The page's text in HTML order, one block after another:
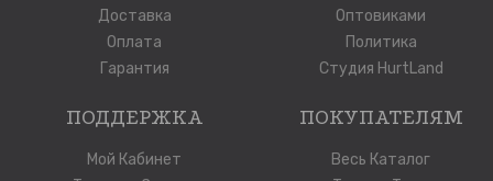
Доставка
Оплата
Гарантия
Оптовиками
Политика
Студия HurtLand
ПОДДЕРЖКА
Мой Кабинет
ПОКУПАТЕЛЯМ
Весь Каталог